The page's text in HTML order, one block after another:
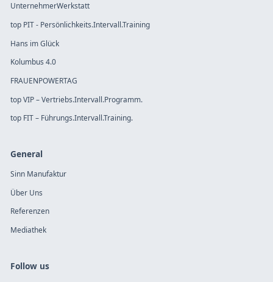
UnternehmerWerkstatt
top PIT - Persönlichkeits.Intervall.Training
Hans im Glück
Kolumbus 4.0
FRAUENPOWERTAG
top VIP – Vertriebs.Intervall.Programm.
top FIT – Führungs.Intervall.Training.
General
Sinn Manufaktur
Über Uns
Referenzen
Mediathek
Follow us